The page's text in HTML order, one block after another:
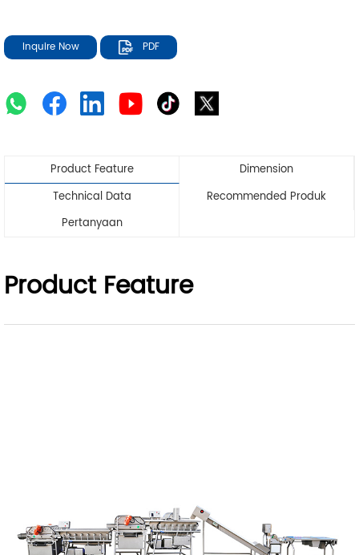
Inquire Now PDF
Product Feature
Dimension
Technical Data
Recommended Produk
Pertanyaan
Product Feature